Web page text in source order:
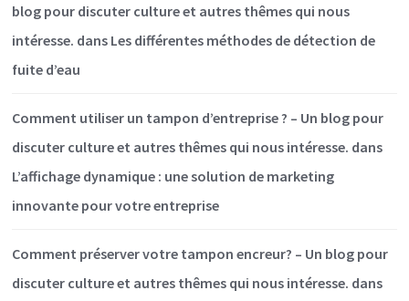
blog pour discuter culture et autres thêmes qui nous
intéresse. dans Les différentes méthodes de détection de
fuite d’eau
Comment utiliser un tampon d’entreprise ? – Un blog pour
discuter culture et autres thêmes qui nous intéresse. dans
L’affichage dynamique : une solution de marketing
innovante pour votre entreprise
Comment préserver votre tampon encreur? – Un blog pour
discuter culture et autres thêmes qui nous intéresse. dans